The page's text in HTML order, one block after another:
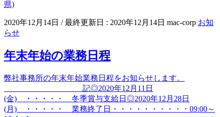
県)
2020年12月14日 / 最終更新日 : 2020年12月14日 mac-corp お知
らせ
年末年始の業務日程
弊社事務所の年末年始業務日程をお知らせします。
記◎2020年12月11日
(金) ・・・・・ 冬季賞与支給日◎2020年12月28日
(月) ・・・・・ 業務終了日・・・・・・・・・・09:00～